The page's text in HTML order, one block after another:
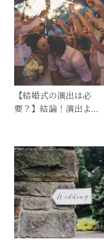
【結婚式の演出は必
要？】結論！演出よ…